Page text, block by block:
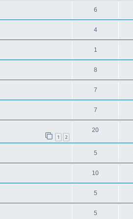
6
4
1
8
7
7
1 2
20
5
10
5
5